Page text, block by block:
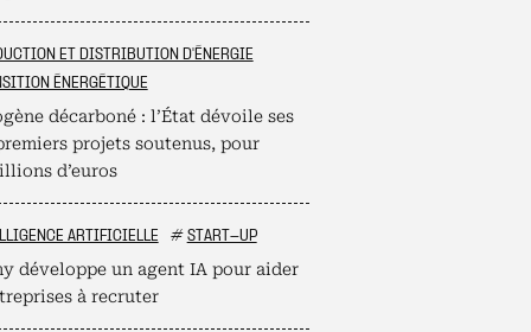
ET DISTRIBUTION D'ÉNERGIE
ÉNERGÉTIQUE
décarboné : l’État dévoile ses
projets soutenus, pour
d’euros
ARTIFICIELLE # START-UP
développe un agent IA pour aider
à recruter